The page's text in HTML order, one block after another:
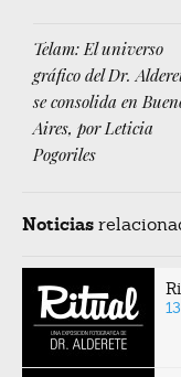
Telam: El universo
gráfico del Dr.
se consolida en
Aires, por Leticia
Pogoriles
Noticias